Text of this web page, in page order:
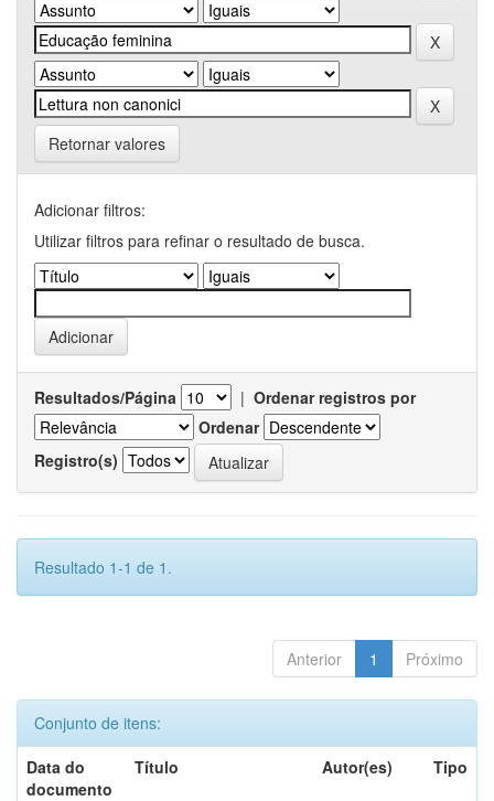
Retornar valores
Adicionar filtros:
Utilizar filtros para refinar o resultado de busca.
Resultados/Página | Ordenar registros por
Ordenar
Registro(s)
Resultado 1-1 de 1.
Anterior 1 Próximo
Conjunto de itens:
Data do
documento
Título Autor(es) Tipo